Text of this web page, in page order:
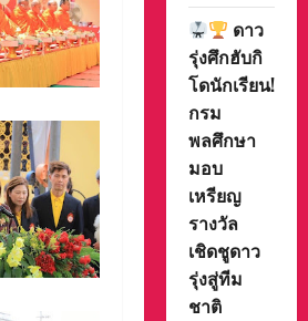
ดาว
รุ่งศึกฮับกิ
โดนักเรียน!
กรม
พลศึกษา
มอบ
เหรียญ
รางวัล
เชิดชูดาว
รุ่งสู่ทีม
ชาติ